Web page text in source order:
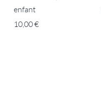
enfant
Prix
10,00 €